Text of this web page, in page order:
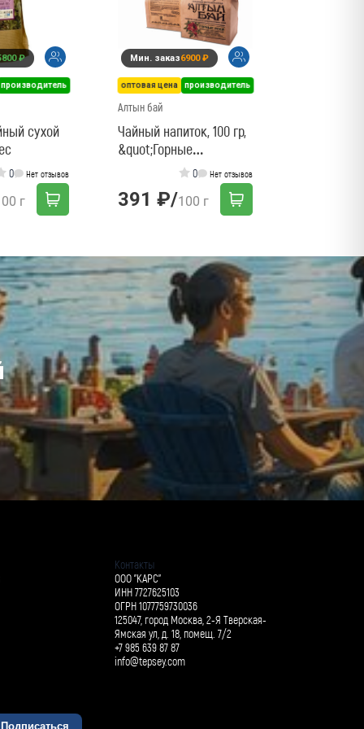
₽
производитель
сухой
0 Нет отзывов
г
Мин. заказ6900 ₽
оптовая цена производитель
Алтын бай
Чайный напиток, 100 гр,
&quot;Горные
0 Нет отзывов
391 ₽/100 г
Контакты
ООО "КАРС"
ИНН 7727625103
ОГРН 1077759730036
125047, город Москва, 2-Я Тверская-
Ямская ул, д. 18, помещ. 7/2
+7 985 639 87 87
info@tepsey.com
Подписаться